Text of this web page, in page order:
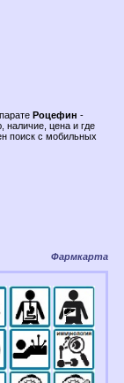
Роцефин -
наличие, цена и где
поиск c мобильных
Фармкарта